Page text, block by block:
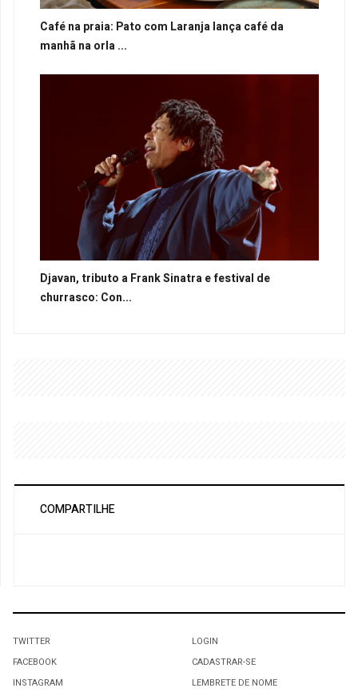
Café na praia: Pato com Laranja lança café da
manhã na orla ...
Djavan, tributo a Frank Sinatra e festival de
churrasco: Con...
COMPARTILHE
TWITTER
FACEBOOK
INSTAGRAM
LOGIN
CADASTRAR-SE
LEMBRETE DE NOME